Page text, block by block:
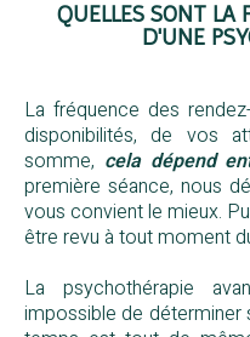
QUELLES SONT LA
D'UNE
La fréquence des
disponibilités, de vos
somme, cela dépend
première séance, nous
vous convient le mieux.
être revu à tout moment
La psychothérapie
impossible de déterminer